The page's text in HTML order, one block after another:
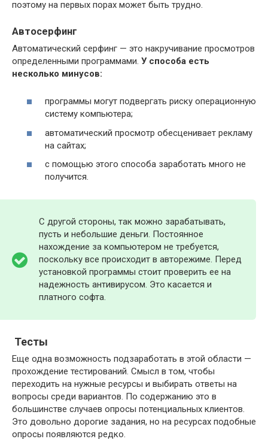
поэтому на первых порах может быть трудно.
Автосерфинг
Автоматический серфинг — это накручивание просмотров
определенными программами. У способа есть
несколько минусов:
программы могут подвергать риску операционную
систему компьютера;
автоматический просмотр обесценивает рекламу
на сайтах;
с помощью этого способа заработать много не
получится.
С другой стороны, так можно зарабатывать,
пусть и небольшие деньги. Постоянное
нахождение за компьютером не требуется,
поскольку все происходит в авторежиме. Перед
установкой программы стоит проверить ее на
надежность антивирусом. Это касается и
платного софта.
Тесты
Еще одна возможность подзаработать в этой области —
прохождение тестирований. Смысл в том, чтобы
переходить на нужные ресурсы и выбирать ответы на
вопросы среди вариантов. По содержанию это в
большинстве случаев опросы потенциальных клиентов.
Это довольно дорогие задания, но на ресурсах подобные
опросы появляются редко.